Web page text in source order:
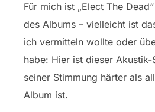
Für mich ist „Elect The
des Albums – vielleicht ist
ich vermitteln wollte oder
habe: Hier ist dieser
seiner Stimmung härter als
Album ist.